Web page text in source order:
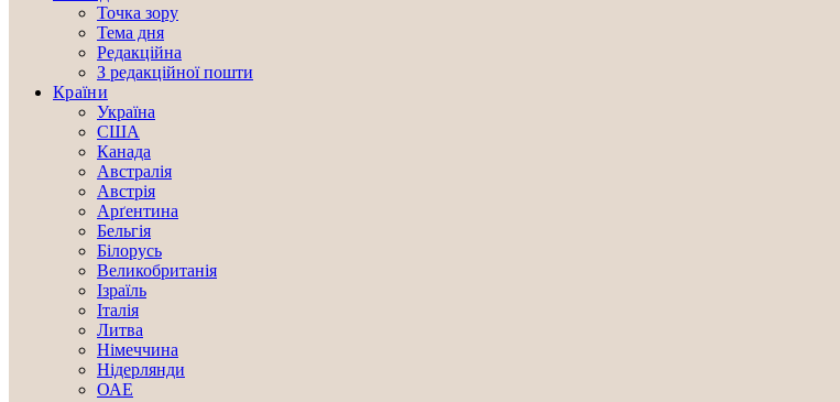
Точка зору
Тема дня
Редакційна
З редакційної пошти
Країни
Україна
США
Канада
Австралія
Австрія
Арґентина
Бельгія
Білорусь
Великобританія
Ізраїль
Італія
Литва
Німеччина
Нідерлянди
ОАЕ